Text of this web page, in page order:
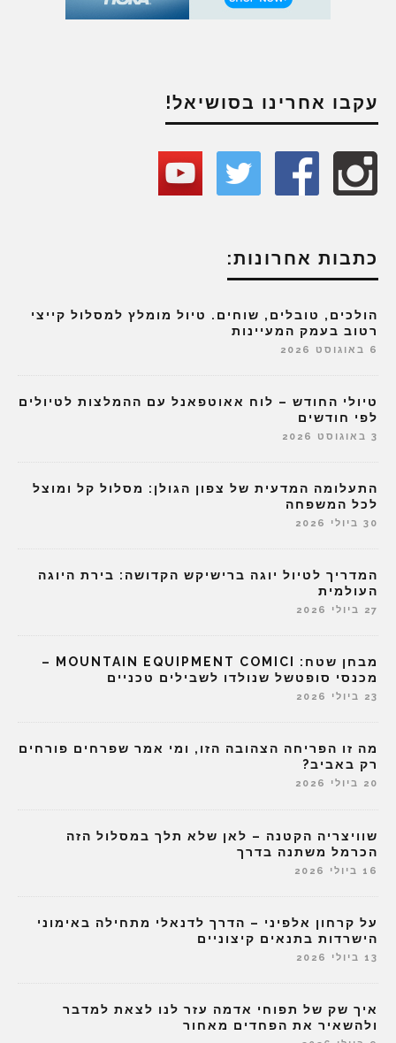
עקבו אחרינו בסושיאל!
כתבות אחרונות:
הולכים, טובלים, שוחים. טיול מומלץ למסלול קייצי
רטוב בעמק המעיינות
6 באוגוסט 2026
טיולי החודש – לוח אאוטפאנל עם ההמלצות לטיולים
לפי חודשים
3 באוגוסט 2026
התעלומה המדעית של צפון הגולן: מסלול קל ומוצל
לכל המשפחה
30 ביולי 2026
המדריך לטיול יוגה ברישיקש הקדושה: בירת היוגה
העולמית
27 ביולי 2026
מבחן שטח: MOUNTAIN EQUIPMENT COMICI –
מכנסי סופטשל שנולדו לשבילים טכניים
23 ביולי 2026
מה זו הפריחה הצהובה הזו, ומי אמר שפרחים פורחים
רק באביב?
20 ביולי 2026
שוויצריה הקטנה – לאן שלא תלך במסלול הזה
הכרמל משתנה בדרך
16 ביולי 2026
על קרחון אלפיני – הדרך לדנאלי מתחילה באימוני
הישרדות בתנאים קיצוניים
13 ביולי 2026
איך שק של תפוחי אדמה עזר לנו לצאת למדבר
ולהשאיר את הפחדים מאחור